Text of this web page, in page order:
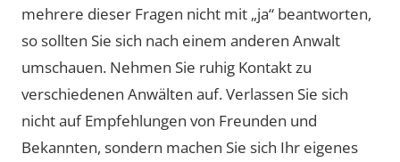
mehrere dieser Fragen nicht mit „ja“ beantworten,
so sollten Sie sich nach einem anderen Anwalt
umschauen. Nehmen Sie ruhig Kontakt zu
verschiedenen Anwälten auf. Verlassen Sie sich
nicht auf Empfehlungen von Freunden und
Bekannten, sondern machen Sie sich Ihr eigenes